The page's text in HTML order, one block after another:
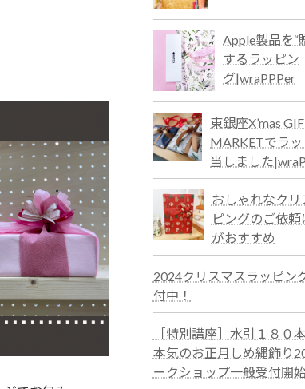
Apple製品を“
するラッピン
グ|wraPPPer
東銀座X’mas
MARKETでラ
当しました
おしゃれなクリ
ピングのご依
がおすすめ
2024クリスマスラッピン
付中！
［特別講座］水引１８０
本気のお正月しめ縄飾り
ークショップ一般受付開